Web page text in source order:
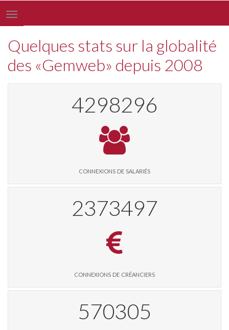
Toggle
navigation
Quelques stats sur la globalité
des «Gemweb» depuis 2008
4391302
connexions de salariés
2425116
connexions de créanciers
582708